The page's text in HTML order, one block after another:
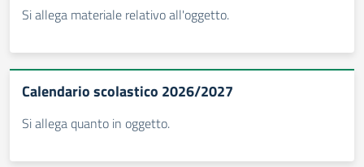
Si allega materiale relativo all'oggetto.
Calendario scolastico 2026/2027
Si allega quanto in oggetto.